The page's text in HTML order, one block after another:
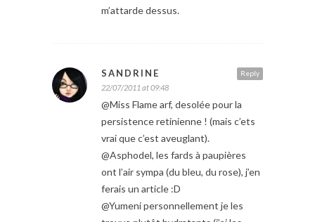
m’attarde dessus.
Reply
SANDRINE
22/07/2011 at 09:48
@Miss Flame arf, desolée pour la
persistence retinienne ! (mais c’ets
vrai que c’est aveuglant).
@Asphodel, les fards à paupières
ont l’air sympa (du bleu, du rose), j’en
ferais un article :D
@Yumeni personnellement je les